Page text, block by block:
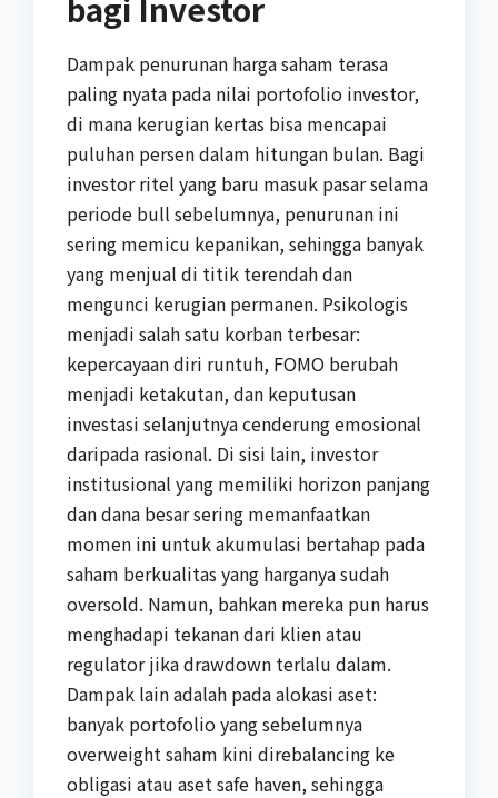
Dampak penurunan harga saham terasa
paling nyata pada nilai portofolio investor,
di mana kerugian kertas bisa mencapai
puluhan persen dalam hitungan bulan. Bagi
investor ritel yang baru masuk pasar selama
periode bull sebelumnya, penurunan ini
sering memicu kepanikan, sehingga banyak
yang menjual di titik terendah dan
mengunci kerugian permanen. Psikologis
menjadi salah satu korban terbesar:
kepercayaan diri runtuh, FOMO berubah
menjadi ketakutan, dan keputusan
investasi selanjutnya cenderung emosional
daripada rasional. Di sisi lain, investor
institusional yang memiliki horizon panjang
dan dana besar sering memanfaatkan
momen ini untuk akumulasi bertahap pada
saham berkualitas yang harganya sudah
oversold. Namun, bahkan mereka pun harus
menghadapi tekanan dari klien atau
regulator jika drawdown terlalu dalam.
Dampak lain adalah pada alokasi aset:
banyak portofolio yang sebelumnya
overweight saham kini direbalancing ke
obligasi atau aset safe haven, sehingga